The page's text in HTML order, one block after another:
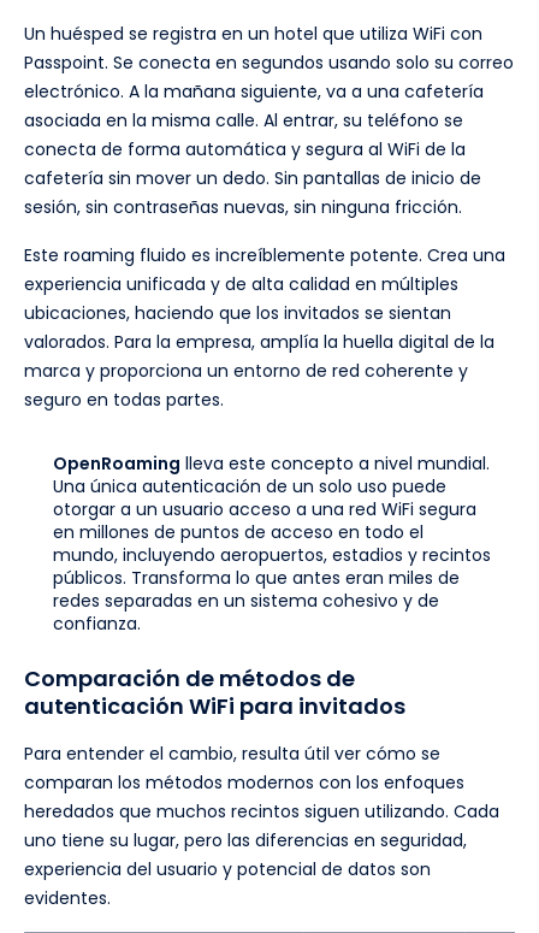
Un huésped se registra en un hotel que utiliza WiFi con
Passpoint. Se conecta en segundos usando solo su correo
electrónico. A la mañana siguiente, va a una cafetería
asociada en la misma calle. Al entrar, su teléfono se
conecta de forma automática y segura al WiFi de la
cafetería sin mover un dedo. Sin pantallas de inicio de
sesión, sin contraseñas nuevas, sin ninguna fricción.
Este roaming fluido es increíblemente potente. Crea una
experiencia unificada y de alta calidad en múltiples
ubicaciones, haciendo que los invitados se sientan
valorados. Para la empresa, amplía la huella digital de la
marca y proporciona un entorno de red coherente y
seguro en todas partes.
OpenRoaming lleva este concepto a nivel mundial.
Una única autenticación de un solo uso puede
otorgar a un usuario acceso a una red WiFi segura
en millones de puntos de acceso en todo el
mundo, incluyendo aeropuertos, estadios y recintos
públicos. Transforma lo que antes eran miles de
redes separadas en un sistema cohesivo y de
confianza.
Comparación de métodos de
autenticación WiFi para invitados
Para entender el cambio, resulta útil ver cómo se
comparan los métodos modernos con los enfoques
heredados que muchos recintos siguen utilizando. Cada
uno tiene su lugar, pero las diferencias en seguridad,
experiencia del usuario y potencial de datos son
evidentes.